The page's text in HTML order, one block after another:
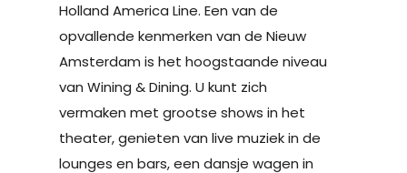
Holland America Line. Een van de
opvallende kenmerken van de Nieuw
Amsterdam is het hoogstaande niveau
van Wining & Dining. U kunt zich
vermaken met grootse shows in het
theater, genieten van live muziek in de
lounges en bars, een dansje wagen in